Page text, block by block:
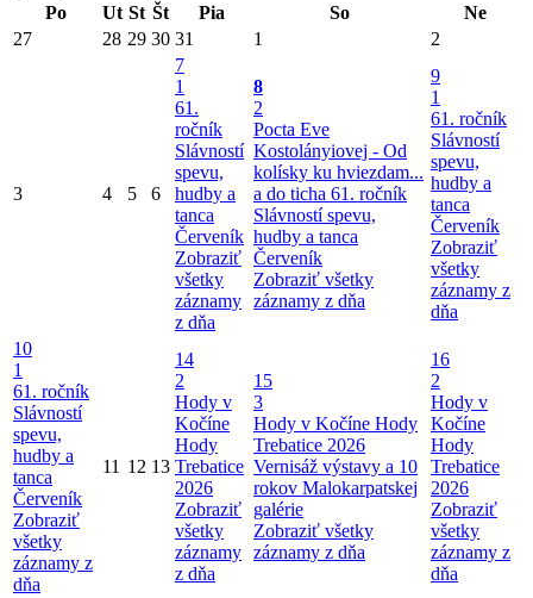
Po
Ut St Št Pia So
Ne
27
28 29 30 31 1 2
3 4 5 6
7
1
61.
ročník
Slávností
spevu,
hudby a
tanca
Červeník
Zobraziť
všetky
záznamy
z dňa
8
2
Pocta Eve
Kostolányiovej - Od
kolísky ku hviezdam...
a do ticha 61. ročník
Slávností spevu,
hudby a tanca
Červeník
Zobraziť všetky
záznamy z dňa
9
1
61. ročník
Slávností
spevu,
hudby a
tanca
Červeník
Zobraziť
všetky
záznamy z
dňa
10
1
61. ročník
Slávností
spevu,
hudby a
tanca
Červeník
Zobraziť
všetky
záznamy z
dňa
11 12 13
14
2
Hody v
Kočíne
Hody
Trebatice
2026
Zobraziť
všetky
záznamy
z dňa
15
3
Hody v Kočíne Hody
Trebatice 2026
Vernisáž výstavy a 10
rokov Malokarpatskej
galérie
Zobraziť všetky
záznamy z dňa
16
2
Hody v
Kočíne
Hody
Trebatice
2026
Zobraziť
všetky
záznamy z
dňa